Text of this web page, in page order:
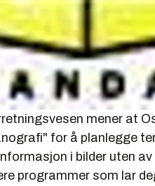
mener at
for å planlegge
i bilder uten
programmer som lar